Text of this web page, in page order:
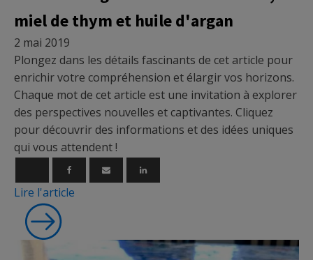
miel de thym et huile d'argan
2 mai 2019
Plongez dans les détails fascinants de cet article pour
enrichir votre compréhension et élargir vos horizons.
Chaque mot de cet article est une invitation à explorer
des perspectives nouvelles et captivantes. Cliquez
pour découvrir des informations et des idées uniques
qui vous attendent !
Lire l'article